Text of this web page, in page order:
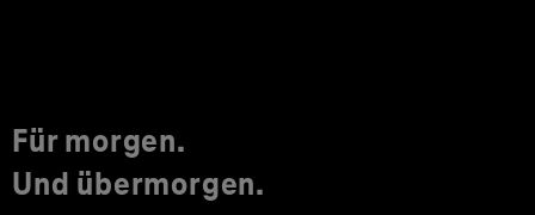
Für morgen.
Und übermorgen.